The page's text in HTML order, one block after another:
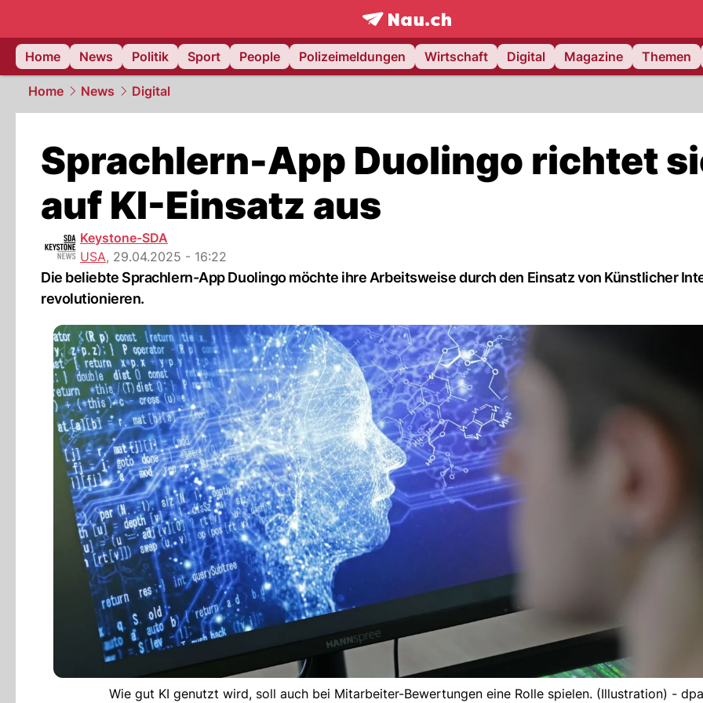
frontpage.NAU.ch
Home
News Politik Sport People Polizeimeldungen Wirtschaft Digital Magazine Themen
Home News Digital
Sprachlern-App Duolingo richtet
auf KI-Einsatz aus
Keystone-SDA
USA, 29.04.2025 - 16:22
Die beliebte Sprachlern-App Duolingo möchte ihre Arbeitsweise durch den Einsatz von Künstlicher
revolutionieren.
Wie gut KI genutzt wird, soll auch bei Mitarbeiter-Bewertungen eine Rolle spielen. (Illustration) - dpa